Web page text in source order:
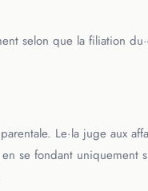
selon que la filiation
Le·la juge aux
se fondant uniquement